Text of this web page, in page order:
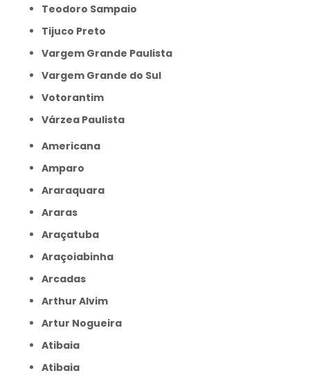
Teodoro Sampaio
Tijuco Preto
Vargem Grande Paulista
Vargem Grande do Sul
Votorantim
Várzea Paulista
Americana
Amparo
Araraquara
Araras
Araçatuba
Araçoiabinha
Arcadas
Arthur Alvim
Artur Nogueira
Atibaia
Atibaia